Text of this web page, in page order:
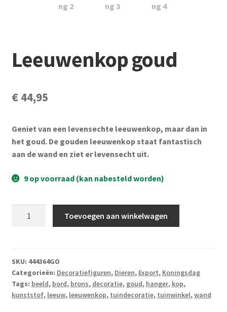
Vijverdecoratie en tuindecoratie
Tuinonderhoud
Partijhandel
Leeuwenkop goud
€44,95
Geniet van een levensechte leeuwenkop, maar dan in
het goud. De gouden leeuwenkop staat fantastisch
aan de wand en ziet er levensecht uit.
9 op voorraad (kan nabesteld worden)
Toevoegen aan winkelwagen
SKU: 444364GO
Categorieën: Decoratiefiguren, Dieren, Export, Koningsdag
Tags: beeld, bord, brons, decoratie, goud, hanger, kop,
kunststof, leeuw, leeuwenkop, tuindecoratie, tuinwinkel,wand